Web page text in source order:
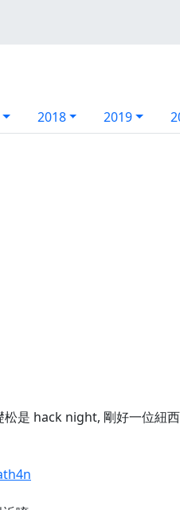
2018 2019
是 hack night, 剛好一位紐